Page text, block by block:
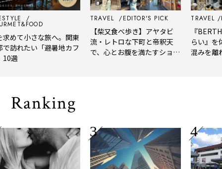
小さな旅へ。関東
たい「避暑地カフ
TRAVEL EDITOR'S PICK
【柴又食べ歩き】アヤタビ
流・レトロな下町と帝釈天
で、心とお腹を満たすショー
TRAVEL
『BERTH
らい』を体験
混みを離れて
Ranking